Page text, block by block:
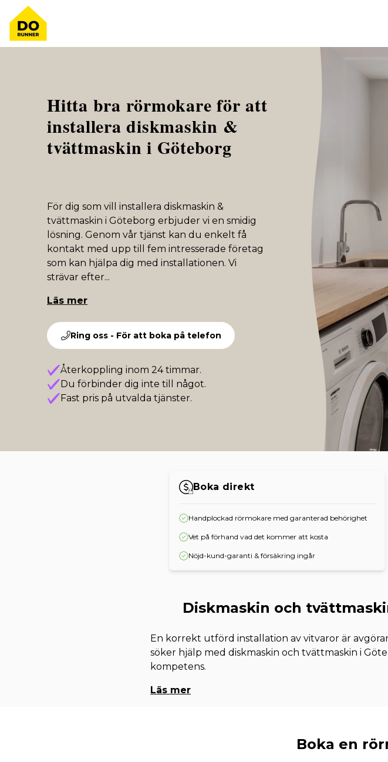
Hitta bra rörmokare för att
installera diskmaskin &
tvättmaskin i Göteborg
För dig som vill installera diskmaskin &
tvättmaskin i Göteborg erbjuder vi en smidig
lösning. Genom vår tjänst kan du enkelt få
kontakt med upp till fem intresserade företag
som kan hjälpa dig med installationen. Vi
strävar efter...
Läs mer
Ring oss - För att boka på telefon
Återkoppling inom 24 timmar.
Du förbinder dig inte till något.
Fast pris på utvalda tjänster.
Boka direkt
Handplockad rörmokare med garanterad behörighet
Vet på förhand vad det kommer att kosta
Nöjd-kund-garanti & försäkring ingår
Diskmaskin och
En korrekt utförd installation av vitvaror är
söker hjälp med diskmaskin och tvättmaskin i
kompetens.
Läs mer
Boka en